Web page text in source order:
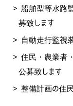
船舶型等水路
募致します
自動走行監視
住民・農業者
公募致します
整備計画の住